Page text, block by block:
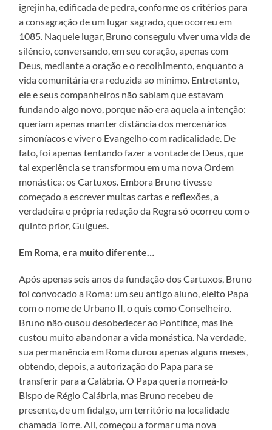
igrejinha, edificada de pedra, conforme os critérios para
a consagração de um lugar sagrado, que ocorreu em
1085. Naquele lugar, Bruno conseguiu viver uma vida de
silêncio, conversando, em seu coração, apenas com
Deus, mediante a oração e o recolhimento, enquanto a
vida comunitária era reduzida ao mínimo. Entretanto,
ele e seus companheiros não sabiam que estavam
fundando algo novo, porque não era aquela a intenção:
queriam apenas manter distância dos mercenários
simoníacos e viver o Evangelho com radicalidade. De
fato, foi apenas tentando fazer a vontade de Deus, que
tal experiência se transformou em uma nova Ordem
monástica: os Cartuxos. Embora Bruno tivesse
começado a escrever muitas cartas e reflexões, a
verdadeira e própria redação da Regra só ocorreu com o
quinto prior, Guigues.
Em Roma, era muito diferente…
Após apenas seis anos da fundação dos Cartuxos, Bruno
foi convocado a Roma: um seu antigo aluno, eleito Papa
com o nome de Urbano II, o quis como Conselheiro.
Bruno não ousou desobedecer ao Pontífice, mas lhe
custou muito abandonar a vida monástica. Na verdade,
sua permanência em Roma durou apenas alguns meses,
obtendo, depois, a autorização do Papa para se
transferir para a Calábria. O Papa queria nomeá-lo
Bispo de Régio Calábria, mas Bruno recebeu de
presente, de um fidalgo, um território na localidade
chamada Torre. Ali, começou a formar uma nova